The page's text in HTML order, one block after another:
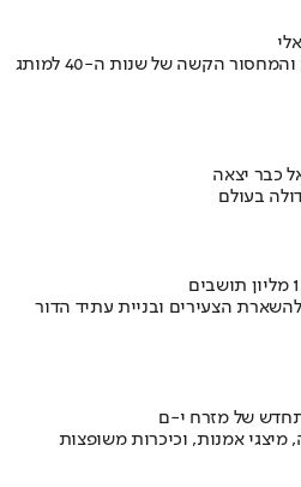
איך אסם הפכה את תקופת הצנע והמחסור הקשה של שנות ה-40 למותג
כבר יצאה
בעולם
הצעירים ובניית עתיד הדור
של מזרח י-ם
אמנות, וכיכרות משופצות